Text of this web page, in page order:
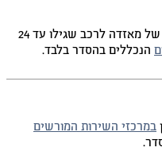
שימוש בחלפים מקוריים חדשים של מאזדה לרכב שגילו עד 24
בהסדר בלבד.
השירות המורשים